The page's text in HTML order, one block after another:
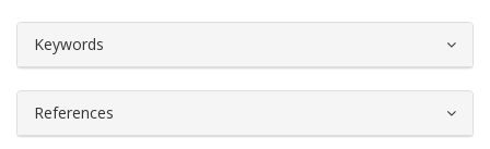
Keywords
References